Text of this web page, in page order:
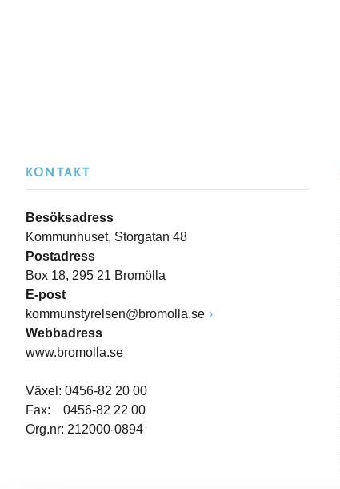
KONTAKT
Besöksadress
Kommunhuset, Storgatan 48
Postadress
Box 18, 295 21 Bromölla
E-post
kommunstyrelsen@bromolla.se
Webbadress
www.bromolla.se
Växel: 0456-82 20 00
Fax: 0456-82 22 00
Org.nr: 212000-0894